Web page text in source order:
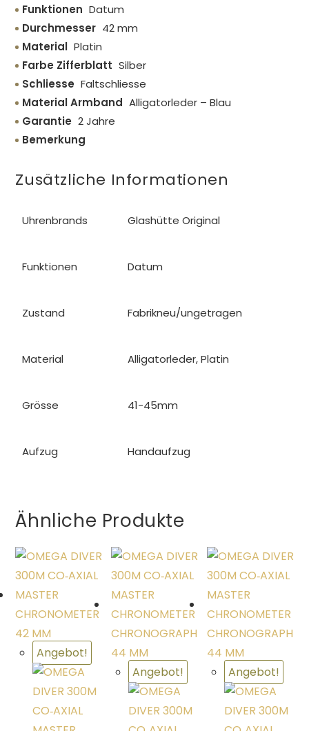
Funktionen Datum
Durchmesser 42 mm
Material Platin
Farbe Zifferblatt Silber
Schliesse Faltschliesse
Material Armband Alligatorleder – Blau
Garantie 2 Jahre
Bemerkung
Zusätzliche Informationen
Uhrenbrands Glashütte Original
Funktionen Datum
Zustand Fabrikneu/ungetragen
Material Alligatorleder, Platin
Grösse 41-45mm
Aufzug Handaufzug
Ähnliche Produkte
Angebot!
Angebot! Angebot!